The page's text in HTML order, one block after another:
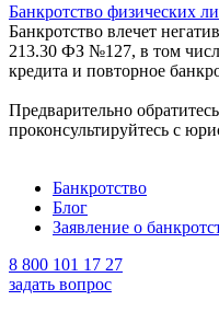
Банкротство физических
Банкротство влечет
213.30 ФЗ №127, в том
кредита и повторное
Предварительно
проконсультируйтесь с
Банкротство
Блог
Заявление о
8 800 101 17 27
задать вопрос